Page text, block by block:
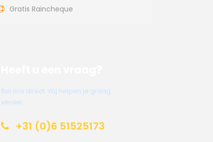
Gratis Raincheque
Bel ons direct. Wij helpen je graag
verder.
+31 (0)6 51525173